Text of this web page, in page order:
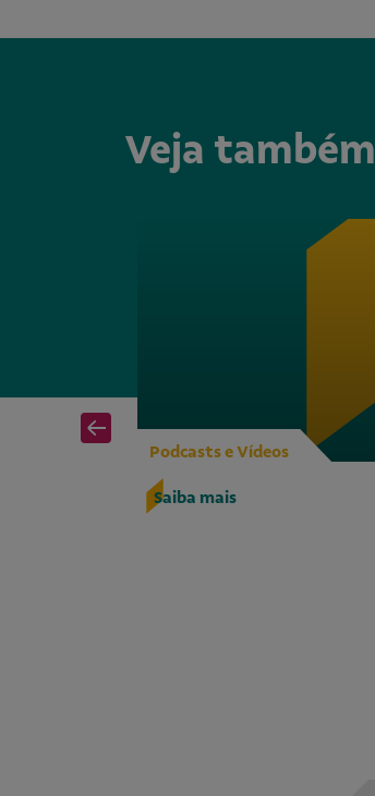
Veja também
Podcasts e Vídeos
Saiba mais